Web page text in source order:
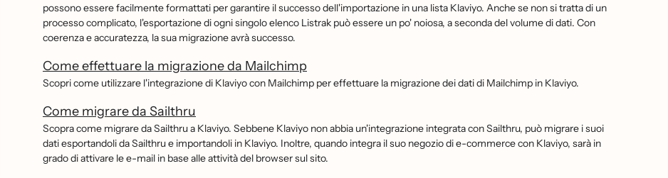
possono essere facilmente formattati per garantire il successo dell'importazione in una lista Klaviyo. Anche se non si tratta di un
processo complicato, l'esportazione di ogni singolo elenco Listrak può essere un po' noiosa, a seconda del volume di dati. Con
coerenza e accuratezza, la sua migrazione avrà successo.
Come effettuare la migrazione da Mailchimp
Scopri come utilizzare l'integrazione di Klaviyo con Mailchimp per effettuare la migrazione dei dati di Mailchimp in Klaviyo.
Come migrare da Sailthru
Scopra come migrare da Sailthru a Klaviyo. Sebbene Klaviyo non abbia un'integrazione integrata con Sailthru, può migrare i suoi
dati esportandoli da Sailthru e importandoli in Klaviyo. Inoltre, quando integra il suo negozio di e-commerce con Klaviyo, sarà in
grado di attivare le e-mail in base alle attività del browser sul sito.